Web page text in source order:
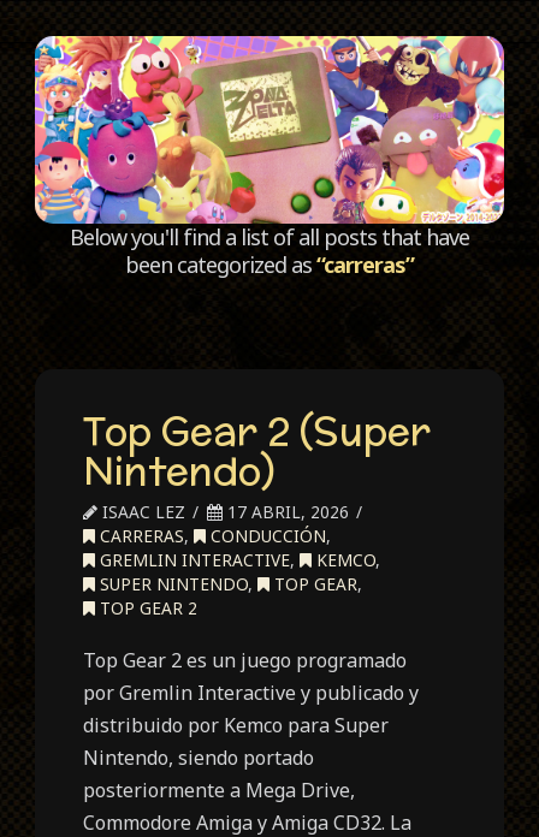
Below you'll find a list of all posts that have
been categorized as“carreras”
Top Gear 2 (Super
Nintendo)
ISAAC LEZ
17 ABRIL, 2026
CARRERAS, CONDUCCIÓN,
GREMLIN INTERACTIVE, KEMCO,
SUPER NINTENDO, TOP GEAR,
TOP GEAR 2
Top Gear 2 es un juego programado
por Gremlin Interactive y publicado y
distribuido por Kemco para Super
Nintendo, siendo portado
posteriormente a Mega Drive,
Commodore Amiga y Amiga CD32. La